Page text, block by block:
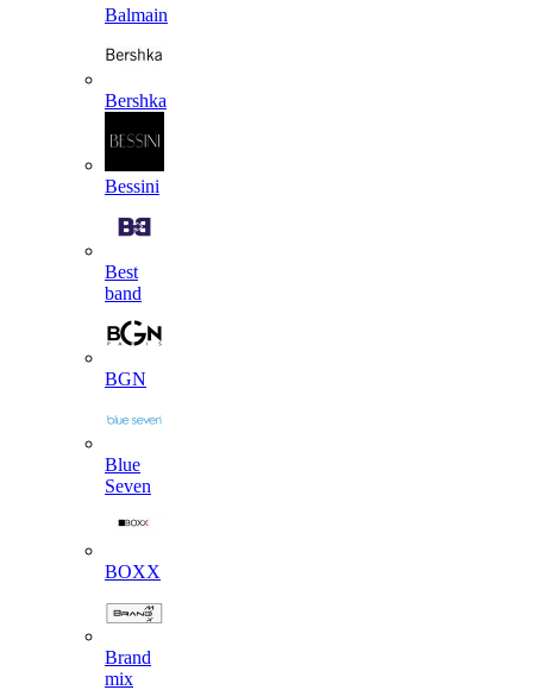
Balmain
Bershka
Bessini
Best
band
BGN
Blue
Seven
BOXX
Brand
mix